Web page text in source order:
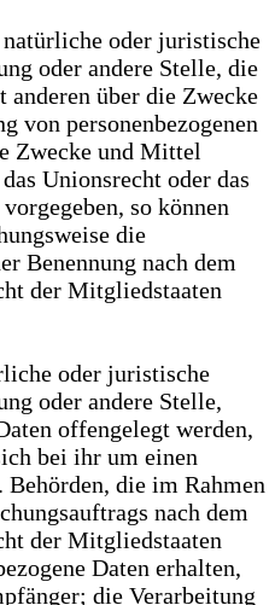
oder juristische
oder andere Stelle, die
über die Zwecke
von personenbezogenen
Zwecke und Mittel
Unionsrecht oder das
so können
die
Benennung nach dem
der Mitgliedstaaten
oder juristische
oder andere Stelle,
offengelegt werden,
bei ihr um einen
die im Rahmen
nach dem
der Mitgliedstaaten
Daten erhalten,
die Verarbeitung